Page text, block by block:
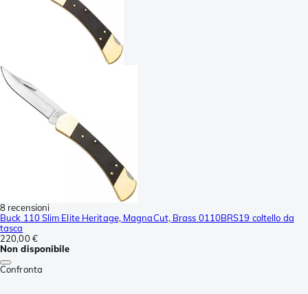
8 recensioni
Buck 110 Slim Elite Heritage, MagnaCut, Brass 0110BRS19 coltello da
tasca
220,00 €
Non disponibile
Confronta